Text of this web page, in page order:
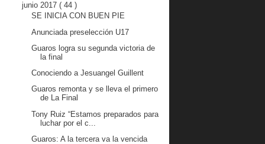
junio 2017 ( 44 )
SE INICIA CON BUEN PIE
Anunciada preselección U17
Guaros logra su segunda victoria de
la final
Conociendo a Jesuangel Guillent
Guaros remonta y se lleva el primero
de La Final
Tony Ruiz “Estamos preparados para
luchar por el c...
Guaros: A la tercera va la vencida